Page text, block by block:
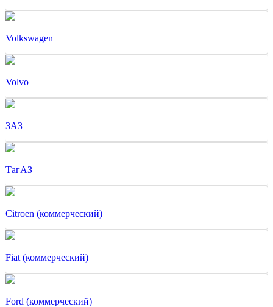
Volkswagen
Volvo
ЗАЗ
ТагАЗ
Citroen (коммерческий)
Fiat (коммерческий)
Ford (коммерческий)